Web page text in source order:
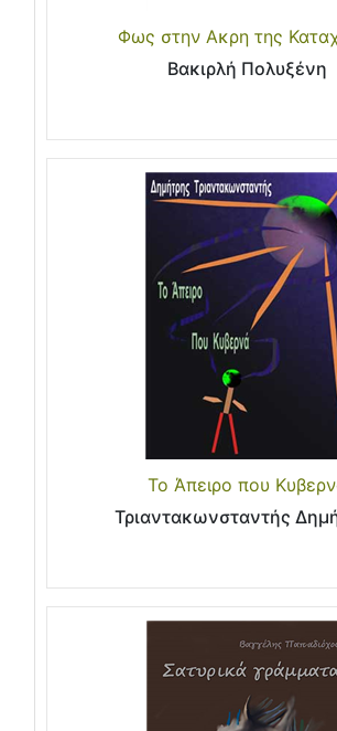
Φως στην Ακρη της
Βακιρλή Πολυξένη
Το Άπειρο που
Τριαντακωνσταντής